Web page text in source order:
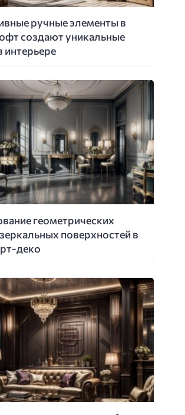
ручные элементы в
создают уникальные
интерьере
геометрических
поверхностей в
деко